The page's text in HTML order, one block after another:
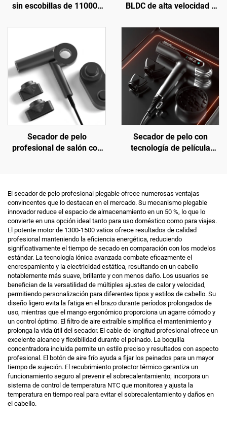
sin escobillas de 110000
BLDC de alta velocidad y
Secador de pelo
profesional de salón con
Secador de pelo con
tecnología de película
El secador de pelo profesional plegable ofrece numerosas ventajas
convincentes que lo destacan en el mercado. Su mecanismo plegable
innovador reduce el espacio de almacenamiento en un 50 %, lo que lo
convierte en una opción ideal tanto para uso doméstico como para viajes.
El potente motor de 1300-1500 vatios ofrece resultados de calidad
profesional manteniendo la eficiencia energética, reduciendo
significativamente el tiempo de secado en comparación con los modelos
estándar. La tecnología iónica avanzada combate eficazmente el
encrespamiento y la electricidad estática, resultando en un cabello
notablemente más suave, brillante y con menos daño. Los usuarios se
benefician de la versatilidad de múltiples ajustes de calor y velocidad,
permitiendo personalización para diferentes tipos y estilos de cabello. Su
diseño ligero evita la fatiga en el brazo durante períodos prolongados de
uso, mientras que el mango ergonómico proporciona un agarre cómodo y
un control óptimo. El filtro de aire extraíble simplifica el mantenimiento y
prolonga la vida útil del secador. El cable de longitud profesional ofrece un
excelente alcance y flexibilidad durante el peinado. La boquilla
concentradora incluida permite un estilo preciso y resultados con aspecto
profesional. El botón de aire frío ayuda a fijar los peinados para un mayor
tiempo de sujeción. El recubrimiento protector térmico garantiza un
funcionamiento seguro al prevenir el sobrecalentamiento; incorpora un
sistema de control de temperatura NTC que monitorea y ajusta la
temperatura en tiempo real para evitar el sobrecalentamiento y daños en
el cabello.